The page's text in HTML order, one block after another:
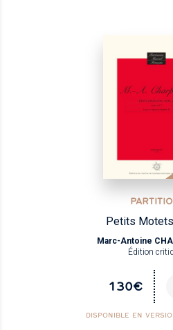
Petits
Marc-Antoine
Édition
130€
DISPONIBLE EN